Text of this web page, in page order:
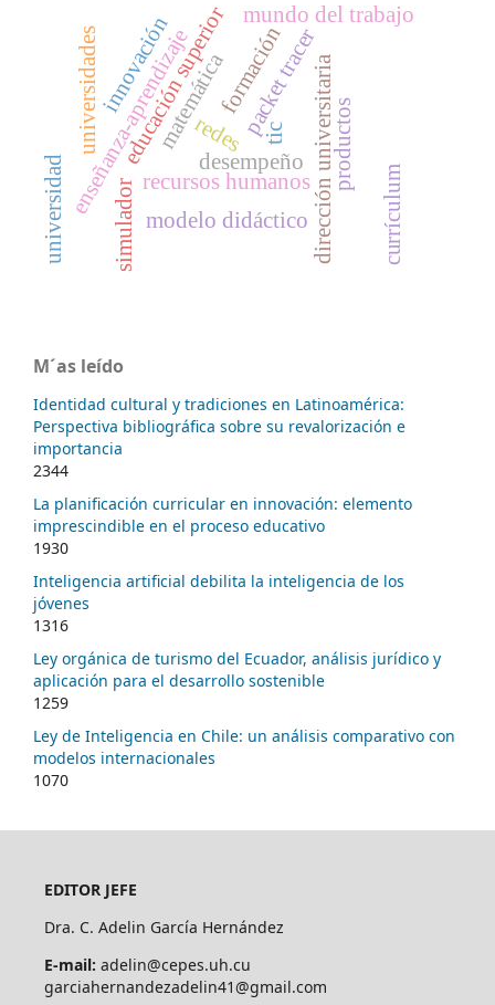
desempeño
educación superiorformación dirección universitaria
recursos humanos
simulador
packet tracer
redes tic
mundo del trabajo
enseñanza-aprendizajematemática
universidad modelo didáctico
productos
currículum
innovación
universidades
M´as leído
Identidad cultural y tradiciones en Latinoamérica:
Perspectiva bibliográfica sobre su revalorización e
importancia
2344
La planificación curricular en innovación: elemento
imprescindible en el proceso educativo
1930
Inteligencia artificial debilita la inteligencia de los
jóvenes
1316
Ley orgánica de turismo del Ecuador, análisis jurídico y
aplicación para el desarrollo sostenible
1259
Ley de Inteligencia en Chile: un análisis comparativo con
modelos internacionales
1070
EDITOR JEFE
Dra. C. Adelin García Hernández
E-mail: adelin@cepes.uh.cu
garciahernandezadelin41@gmail.com